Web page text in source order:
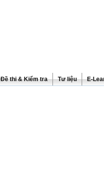
Đề thi & Kiểm tra Tư liệu E-